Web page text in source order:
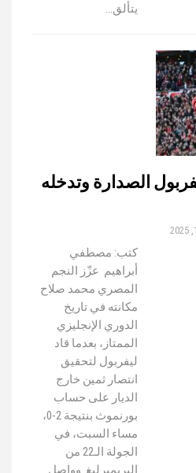
يتألق…
الصدارة وتدخله
كتب: مصطفي
أبراهيم عزّز النجم
المصري محمد صلاح
مكانته في تاريخ
الدوري الإنجليزي
الممتاز، بعدما قاد
ليفربول لتحقيق
انتصار ثمين خارج
الديار على حساب
بورنموث بنتيجة 2-0،
مساء السبت، في
الجولة الـ22 من
البريميرليغ. وواصل